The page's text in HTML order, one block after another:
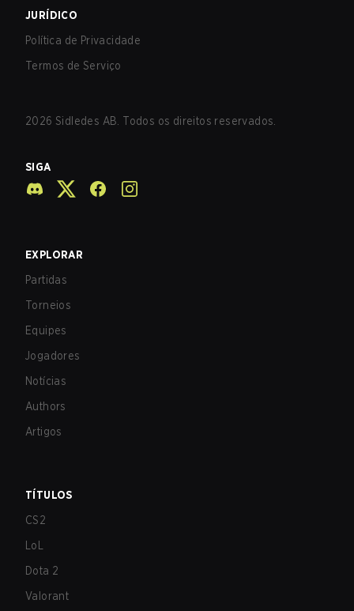
JURÍDICO
Política de Privacidade
Termos de Serviço
2026 Sidledes AB. Todos os direitos reservados.
SIGA
EXPLORAR
Partidas
Torneios
Equipes
Jogadores
Notícias
Authors
Artigos
TÍTULOS
CS2
LoL
Dota 2
Valorant